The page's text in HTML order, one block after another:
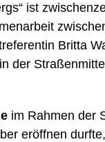
ist
Britta
der
im Rahmen der
eröffnen